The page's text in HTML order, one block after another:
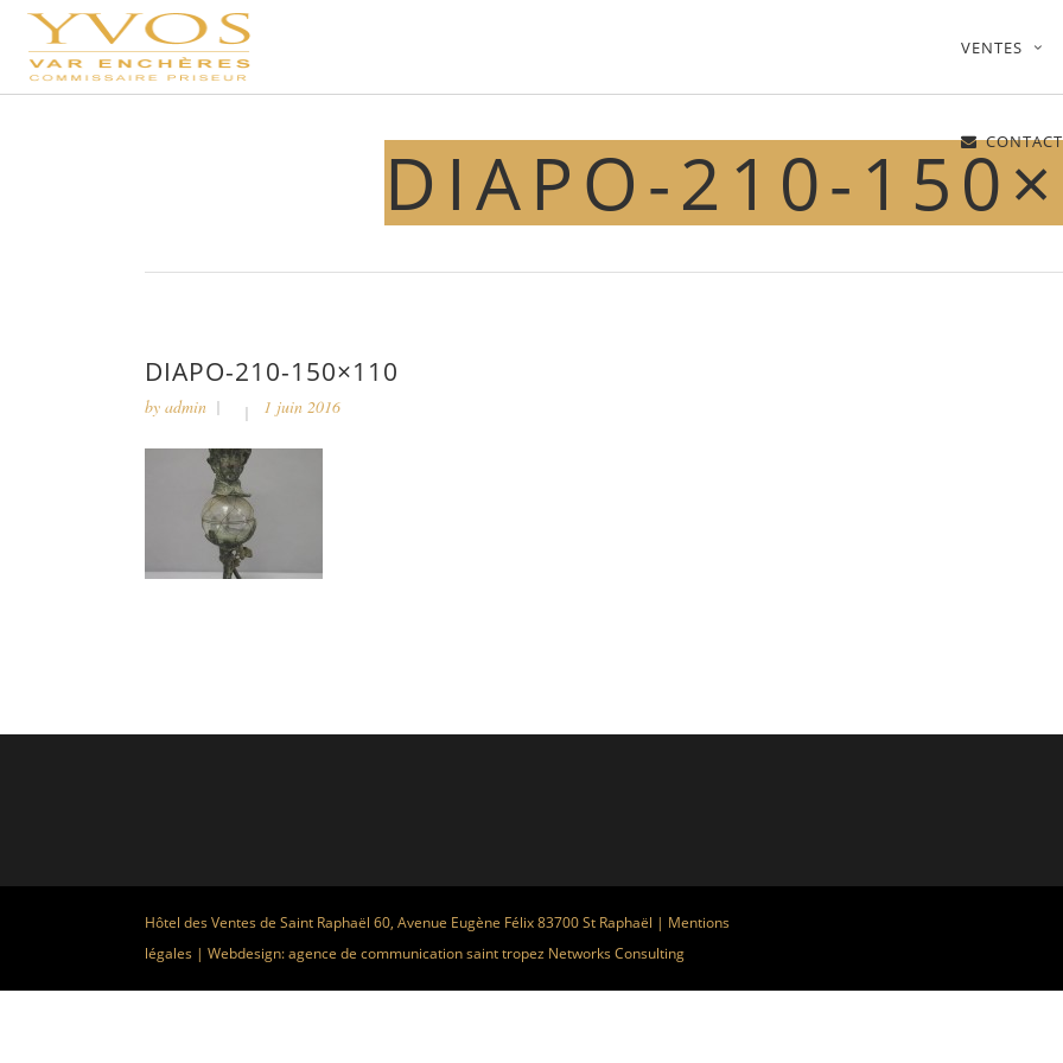
VENTES
CONTACT
DIAPO-210-
DIAPO-210-150×110
by admin 1 juin 2016
Hôtel des Ventes de Saint Raphaël 60, Avenue Eugène Félix 83700 St Raphaël | Mentions
légales | Webdesign:agence de communication saint tropez Networks Consulting